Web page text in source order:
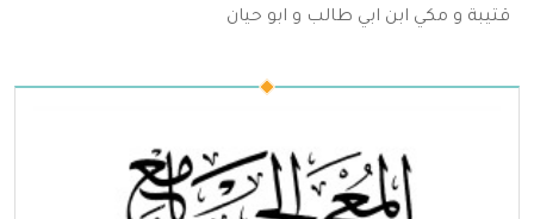
قتيبة و مكي ابن ابي طالب و ابو حيان